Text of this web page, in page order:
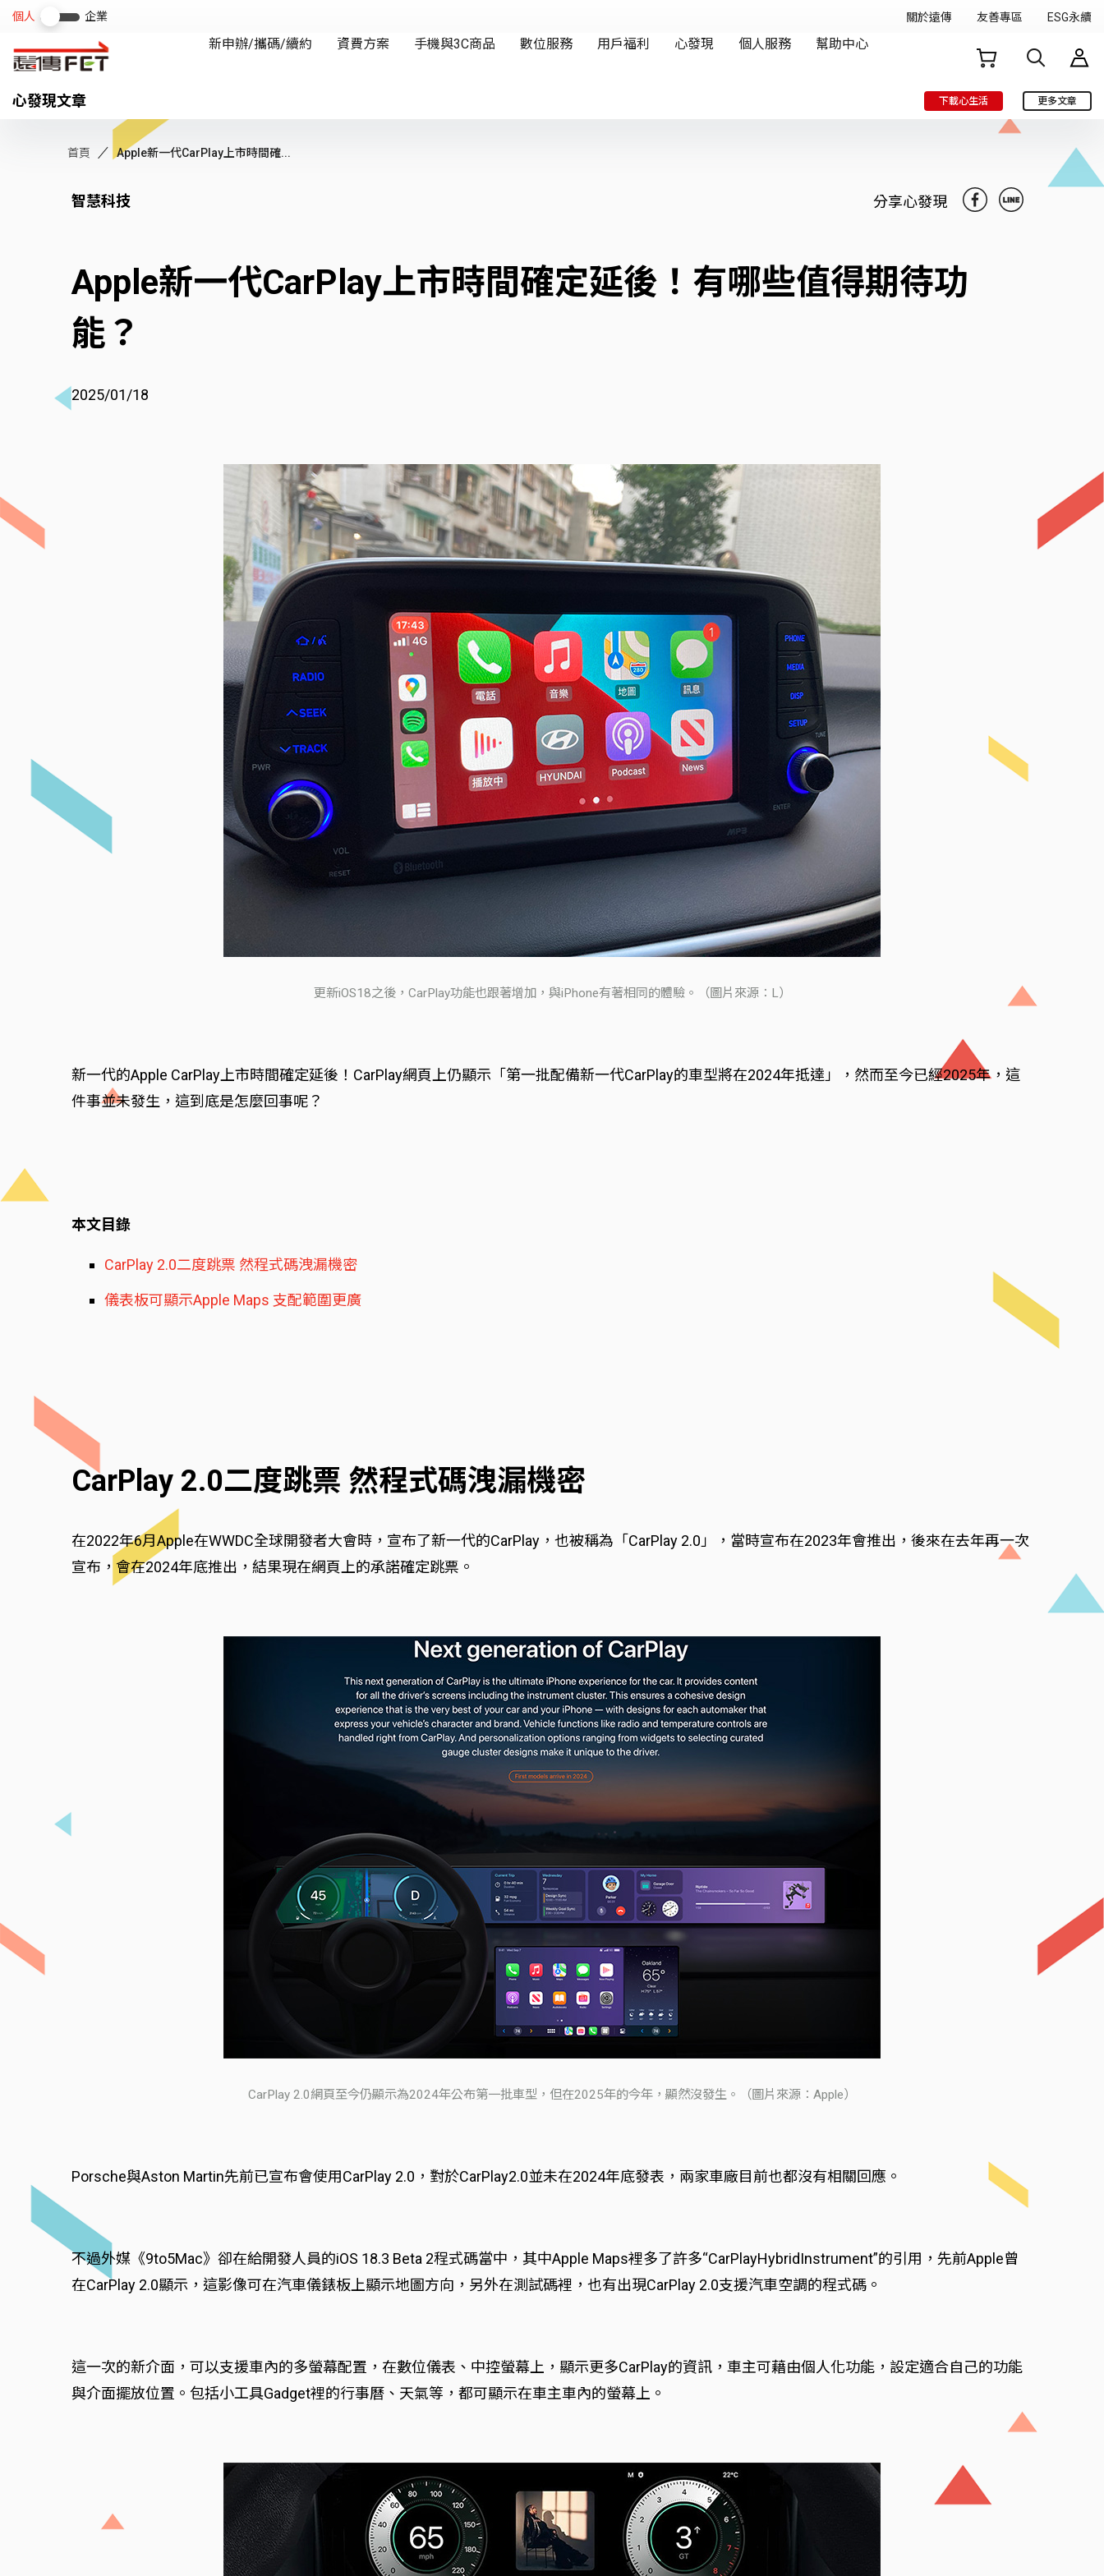
心發現文章 下載心生活 更多文章
首頁 Apple新一代CarPlay上市時間確...
智慧科技 分享心發現
Apple新一代CarPlay上市時間確定延後！有哪些值得期待功
能？
2025/01/18
更新iOS18之後，CarPlay功能也跟著增加，與iPhone有著相同的體驗。（圖片來源：L）
新一代的Apple CarPlay上市時間確定延後！CarPlay網頁上仍顯示「第一批配備新一代CarPlay的車型將在2024年抵達」，然而至今已經2025年，這
件事並未發生，這到底是怎麼回事呢？
本文目錄
CarPlay 2.0二度跳票 然程式碼洩漏機密
儀表板可顯示Apple Maps 支配範圍更廣
CarPlay 2.0二度跳票 然程式碼洩漏機密
在2022年6月Apple在WWDC全球開發者大會時，宣布了新一代的CarPlay，也被稱為「CarPlay 2.0」，當時宣布在2023年會推出，後來在去年再一次
宣布，會在2024年底推出，結果現在網頁上的承諾確定跳票。
CarPlay 2.0網頁至今仍顯示為2024年公布第一批車型，但在2025年的今年，顯然沒發生。（圖片來源：Apple）
Porsche與Aston Martin先前已宣布會使用CarPlay 2.0，對於CarPlay2.0並未在2024年底發表，兩家車廠目前也都沒有相關回應。
不過外媒《9to5Mac》卻在給開發人員的iOS 18.3 Beta 2程式碼當中，其中Apple Maps裡多了許多“CarPlayHybridInstrument”的引用，先前Apple曾
在CarPlay 2.0顯示，這影像可在汽車儀錶板上顯示地圖方向，另外在測試碼裡，也有出現CarPlay 2.0支援汽車空調的程式碼。
這一次的新介面，可以支援車內的多螢幕配置，在數位儀表、中控螢幕上，顯示更多CarPlay的資訊，車主可藉由個人化功能，設定適合自己的功能
與介面擺放位置。包括小工具Gadget裡的行事曆、天氣等，都可顯示在車主車內的螢幕上。